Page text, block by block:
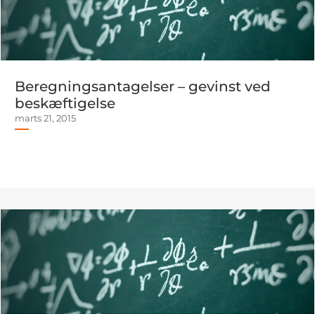
Beregningsantagelser – gevinst ved
beskæftigelse
marts 21, 2015